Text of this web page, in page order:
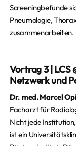
Screeningbefunde
Pneumologie,
zusammenarbeiten.
Vortrag 3 | LCS
Netzwerk und
Dr. med. Marcel
Facharzt für
Nicht jede
ist ein